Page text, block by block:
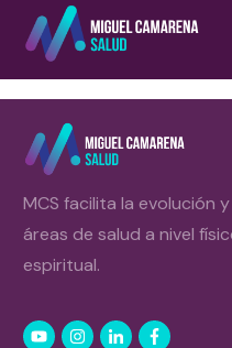
MCS facilita la evolución
áreas de salud a nivel
espiritual.